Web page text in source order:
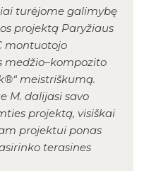
turėjome galimybę
projektą Paryžiaus
montuotojo
medžio–kompozito
meistriškumą.
M. dalijasi savo
projektą, visiškai
projektui ponas
terasines